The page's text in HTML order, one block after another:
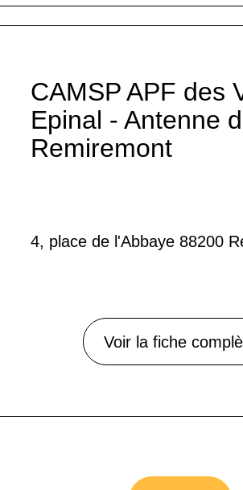
CAMSP APF des
Epinal - Antenne
Remiremont
4, place de l'Abbaye 88200
Voir la fiche